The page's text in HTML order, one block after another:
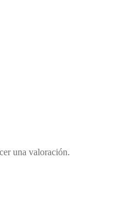
una valoración.